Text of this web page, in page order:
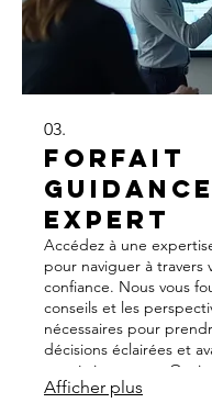
03.
Forfait
Guidance
Expert
Accédez à une
pour naviguer à travers
confiance. Nous vous
conseils et les
nécessaires pour
décisions éclairées et
stratégiquement.
résultats grâce à des
Afficher plus